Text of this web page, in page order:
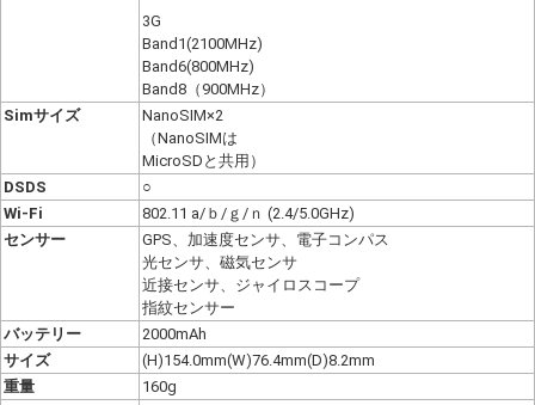
3G
Band1(2100MHz)
Band6(800MHz)
Band8（900MHz）
Simサイズ
NanoSIM×2
（NanoSIMは
MicroSDと共用）
DSDS
○
Wi-Fi
802.11 a/ｂ/ｇ/ｎ (2.4/5.0GHz)
センサー
GPS、加速度センサ、電子コンパス
光センサ、磁気センサ
近接センサ、ジャイロスコープ
指紋センサー
バッテリー
2000mAh
サイズ
(H)154.0mm(W)76.4mm(D)8.2mm
重量
160g